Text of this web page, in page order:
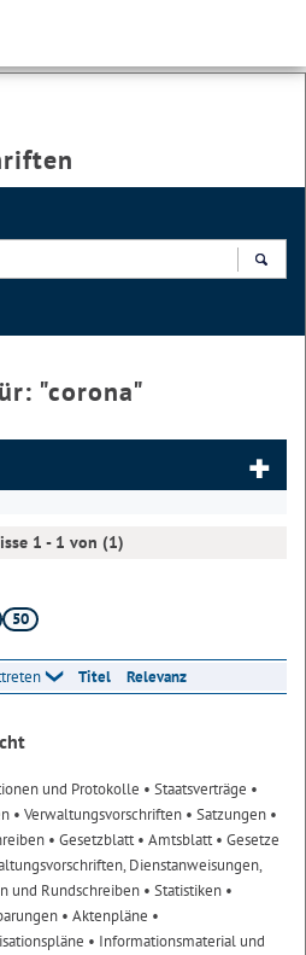
"corona"
1 - 1 von (1)
50
Titel Relevanz
und Protokolle • Staatsverträge •
• Verwaltungsvorschriften • Satzungen •
• Gesetzblatt• Amtsblatt• Gesetze
Dienstanweisungen,
und Rundschreiben • Statistiken •
• Aktenpläne •
• Informationsmaterial und